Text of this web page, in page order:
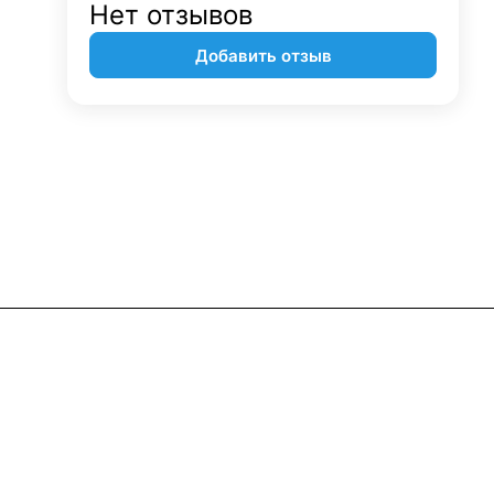
Нет отзывов
Добавить отзыв